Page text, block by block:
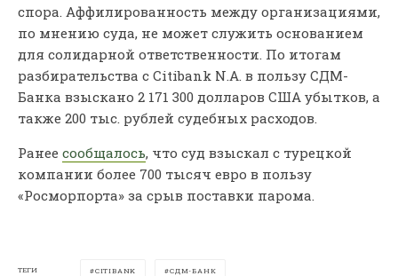
спора. Аффилированность между организациями,
по мнению суда, не может служить основанием
для солидарной ответственности. По итогам
разбирательства с Citibank N.A. в пользу СДМ-
Банка взыскано 2 171 300 долларов США убытков, а
также 200 тыс. рублей судебных расходов.
Ранее сообщалось, что суд взыскал с турецкой
компании более 700 тысяч евро в пользу
«Росморпорта» за срыв поставки парома.
ТЕГИ CITIBANK СДМ-БАНК